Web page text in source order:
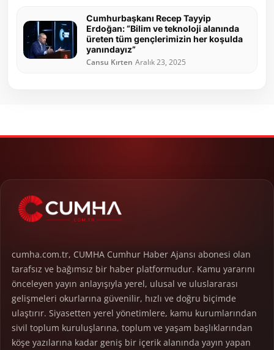
Cumhurbaşkanı Recep Tayyip
Erdoğan: “Bilim ve teknoloji alanında
üreten tüm gençlerimizin her koşulda
yanındayız”
Cansu Kırten Aralık 23, 2025
cumha.com.tr, CUMHA Cumhur Haber Ajansı abonesi olan
tarafsız ve bağımsız bir haber platformudur. Kamu yararını
önceleyen yayın anlayışıyla yerel, ulusal ve uluslararası
gelişmeleri okurlarına güvenilir, hızlı ve doğru biçimde
ulaştırır. Siyasetten yerel yönetimlere, kamu kurumlarından
sivil toplum kuruluşlarına, toplum ve yaşam başlıklarından
köşe yazılarına kadar geniş bir içerik alanında yayın yapan